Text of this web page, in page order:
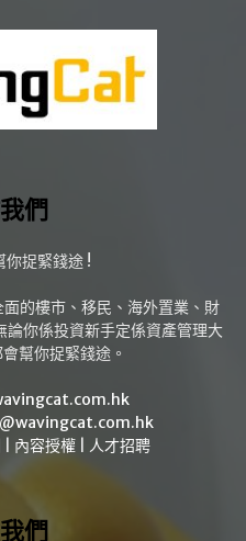
們
捉緊錢途 !
的樓市、移民、海外置業、財
你係投資新手定係資產管理大
幫你捉緊錢途。
內容授權 人才招聘
們